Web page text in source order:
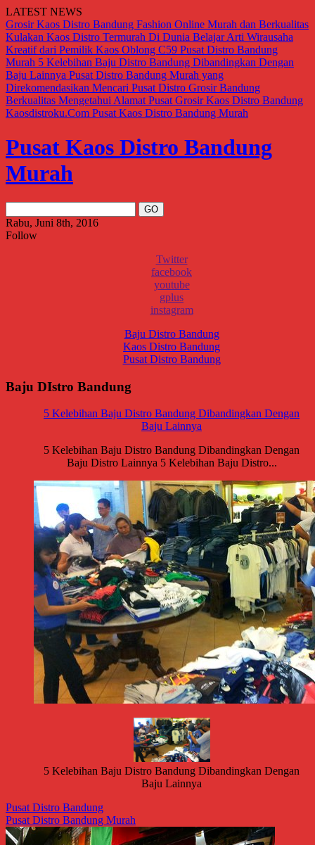
LATEST NEWS
Grosir Kaos Distro Bandung Fashion Online Murah dan Berkualitas
Kulakan Kaos Distro Termurah Di Dunia Belajar Arti Wirausaha
Kreatif dari Pemilik Kaos Oblong C59 Pusat Distro Bandung
Murah 5 Kelebihan Baju Distro Bandung Dibandingkan Dengan
Baju Lainnya Pusat Distro Bandung Murah yang
Direkomendasikan Mencari Pusat Distro Grosir Bandung
Berkualitas Mengetahui Alamat Pusat Grosir Kaos Distro Bandung
Kaosdistroku.Com Pusat Kaos Distro Bandung Murah
Pusat Kaos Distro Bandung
Murah
Rabu, Juni 8th, 2016
Follow
Twitter
facebook
youtube
gplus
instagram
Baju Distro Bandung
Kaos Distro Bandung
Pusat Distro Bandung
Baju DIstro Bandung
5 Kelebihan Baju Distro Bandung Dibandingkan Dengan
Baju Lainnya
5 Kelebihan Baju Distro Bandung Dibandingkan Dengan
Baju Distro Lainnya 5 Kelebihan Baju Distro...
5 Kelebihan Baju Distro Bandung Dibandingkan Dengan
Baju Lainnya
Pusat Distro Bandung
Pusat Distro Bandung Murah